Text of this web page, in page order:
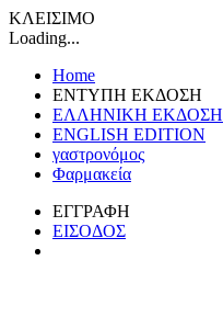
ΚΛΕΙΣΙΜΟ
Loading...
Home
ΕΝΤΥΠΗ ΕΚΔΟΣΗ
ΕΛΛΗΝΙΚΗ ΕΚΔΟΣΗ
ENGLISH EDITION
γαστρονόμος
Φαρμακεία
ΕΓΓΡΑΦΗ
ΕΙΣΟΔΟΣ